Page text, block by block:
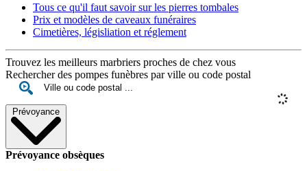
Tous ce qu'il faut savoir sur les pierres tombales
Prix et modèles de caveaux funéraires
Cimetières, législiation et réglement
Trouvez les meilleurs marbriers proches de chez vous
Rechercher des pompes funèbres par ville ou code postal
Prévoyance
Prévoyance obsèques